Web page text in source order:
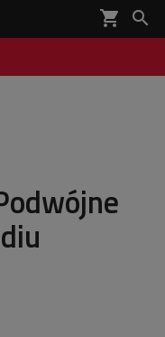
shopping_cart 
